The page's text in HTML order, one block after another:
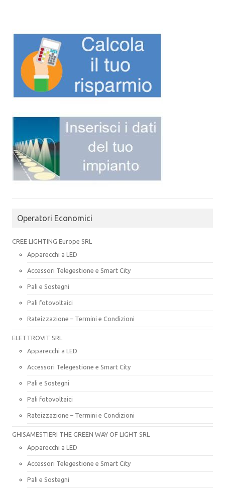
Operatori Economici
CREE LIGHTING Europe SRL
Apparecchi a LED
Accessori Telegestione e Smart City
Pali e Sostegni
Pali fotovoltaici
Rateizzazione – Termini e Condizioni
ELETTROVIT SRL
Apparecchi a LED
Accessori Telegestione e Smart City
Pali e Sostegni
Pali fotovoltaici
Rateizzazione – Termini e Condizioni
GHISAMESTIERI THE GREEN WAY OF LIGHT SRL
Apparecchi a LED
Accessori Telegestione e Smart City
Pali e Sostegni